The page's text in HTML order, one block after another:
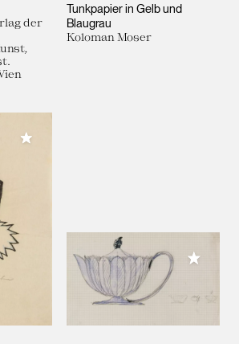
der
Tunkpapier in Gelb und
Blaugrau
Koloman Moser
Meiner Sammlung hinzufügen
Meiner